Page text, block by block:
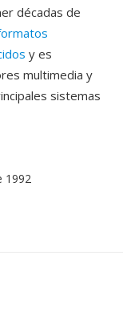
décadas de
y es
multimedia y
sistemas
1992